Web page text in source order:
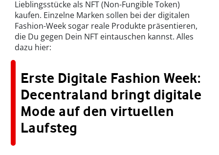
Lieblingsstücke als NFT (Non-Fungible Token)
kaufen. Einzelne Marken sollen bei der digitalen
Fashion-Week sogar reale Produkte präsentieren,
die Du gegen Dein NFT eintauschen kannst. Alles
dazu hier:
Erste Digitale Fashion Week:
Decentraland bringt digitale
Mode auf den virtuellen
Laufsteg